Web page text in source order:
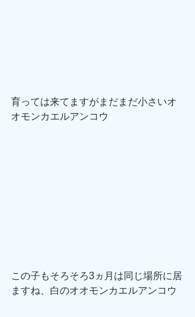
育っては来てますがまだまだ小さいオ
オモンカエルアンコウ
この子もそろそろ3ヵ月は同じ場所に居
ますね、白のオオモンカエルアンコウ